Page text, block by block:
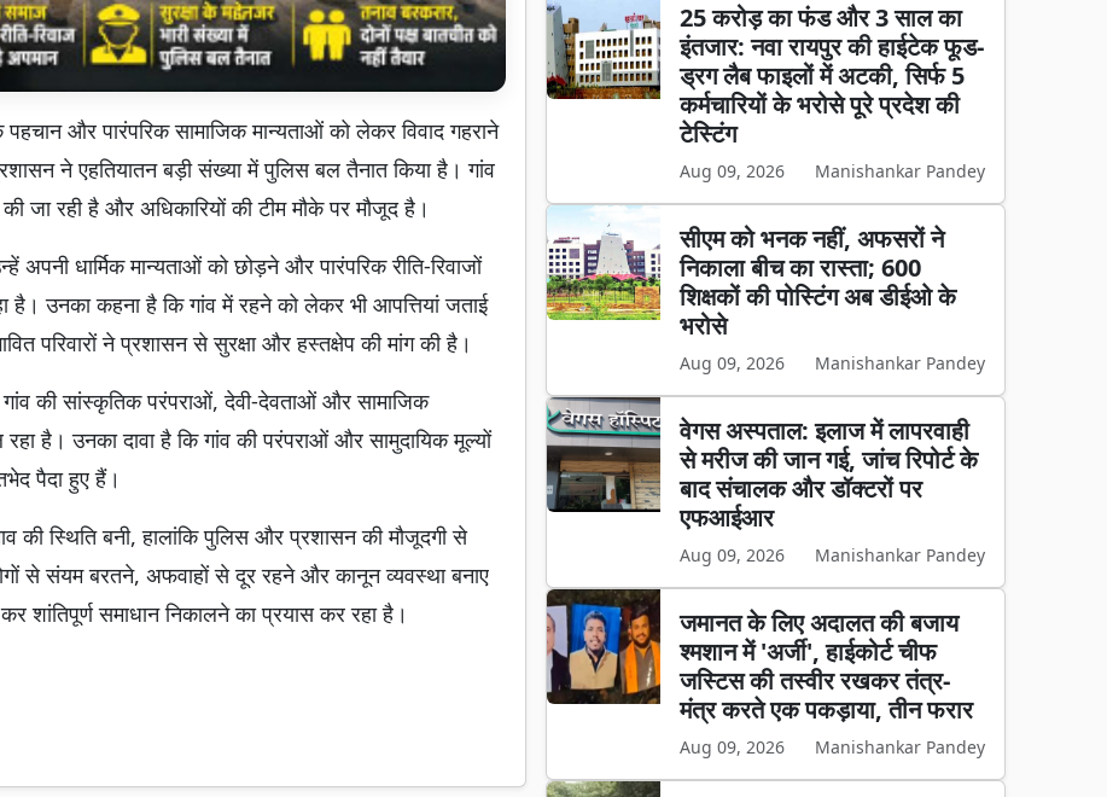
पहचान और पारंपरिक सामाजिक मान्यताओं को लेकर विवाद गहराने
ने एहतियातन बड़ी संख्या में पुलिस बल तैनात किया है। गांव
जा रही है और अधिकारियों की टीम मौके पर मौजूद है।
धार्मिक मान्यताओं को छोड़ने और पारंपरिक रीति-रिवाजों
है। उनका कहना है कि गांव में रहने को लेकर भी आपत्तियां जताई
परिवारों ने प्रशासन से सुरक्षा और हस्तक्षेप की मांग की है।
की सांस्कृतिक परंपराओं, देवी-देवताओं और सामाजिक
है। उनका दावा है कि गांव की परंपराओं और सामुदायिक मूल्यों
पैदा हुए हैं।
की स्थिति बनी, हालांकि पुलिस और प्रशासन की मौजूदगी से
से संयम बरतने, अफवाहों से दूर रहने और कानून व्यवस्था बनाए
शांतिपूर्ण समाधान निकालने का प्रयास कर रहा है।
25 करोड़ का फंड और 3 साल का
इंतजार: नवा रायपुर की हाईटेक फूड-
ड्रग लैब फाइलों में अटकी, सिर्फ 5
कर्मचारियों के भरोसे पूरे प्रदेश की
टेस्टिंग
Aug 09, 2026 Manishankar Pandey
सीएम को भनक नहीं, अफसरों ने
निकाला बीच का रास्ता; 600
शिक्षकों की पोस्टिंग अब डीईओ के
भरोसे
Aug 09, 2026 Manishankar Pandey
वेगस अस्पताल: इलाज में लापरवाही
से मरीज की जान गई, जांच रिपोर्ट के
बाद संचालक और डॉक्टरों पर
एफआईआर
Aug 09, 2026 Manishankar Pandey
जमानत के लिए अदालत की बजाय
श्मशान में 'अर्जी', हाईकोर्ट चीफ
जस्टिस की तस्वीर रखकर तंत्र-
मंत्र करते एक पकड़ाया, तीन फरार
Aug 09, 2026 Manishankar Pandey